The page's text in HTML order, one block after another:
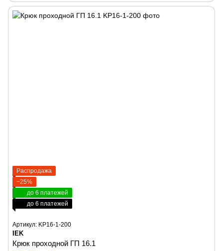
Распродажа
−25%
до 6 платежей
до 6 платежей
Артикул: KP16-1-200
IEK
Крюк проходной ГП 16.1